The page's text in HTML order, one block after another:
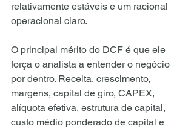
relativamente estáveis e um racional
operacional claro.
O principal mérito do DCF é que ele
força o analista a entender o negócio
por dentro. Receita, crescimento,
margens, capital de giro, CAPEX,
alíquota efetiva, estrutura de capital,
custo médio ponderado de capital e